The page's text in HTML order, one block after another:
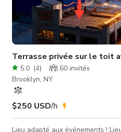
Terrasse privée sur le toit
5.0 (4) 60 invités
Brooklyn, NY
$250 USD/h
Lieu adapté aux événements !